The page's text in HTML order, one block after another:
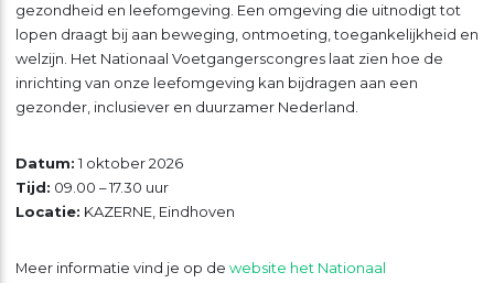
gezondheid en leefomgeving. Een omgeving die uitnodigt tot
lopen draagt bij aan beweging, ontmoeting, toegankelijkheid en
welzijn. Het Nationaal Voetgangerscongres laat zien hoe de
inrichting van onze leefomgeving kan bijdragen aan een
gezonder, inclusiever en duurzamer Nederland.
Datum: 1 oktober 2026
Tijd: 09.00 – 17.30 uur
Locatie: KAZERNE, Eindhoven
Meer informatie vind je op de website het Nationaal